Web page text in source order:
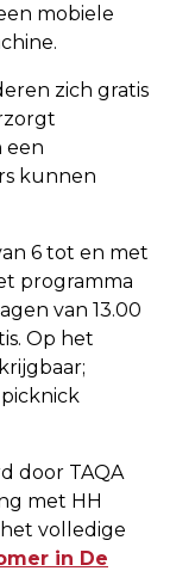
mobiele
zich gratis
een
kunnen
6 tot en met
programma
van 13.00
Op het
door TAQA
met HH
volledige
in De